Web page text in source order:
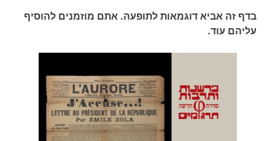
בדף זה אביא דוגמאות לתופעה. אתם מוזמנים להוסיף
עליהם עוד.